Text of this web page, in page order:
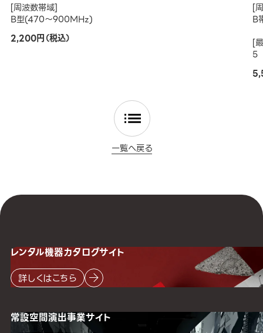
[周波数帯域]
B型(470～900MHz)
2,200円（税込）
[
B
[
5
一覧へ戻る
レンタル機器カタログサイト
詳しくはこちら
常設空間演出事業サイト